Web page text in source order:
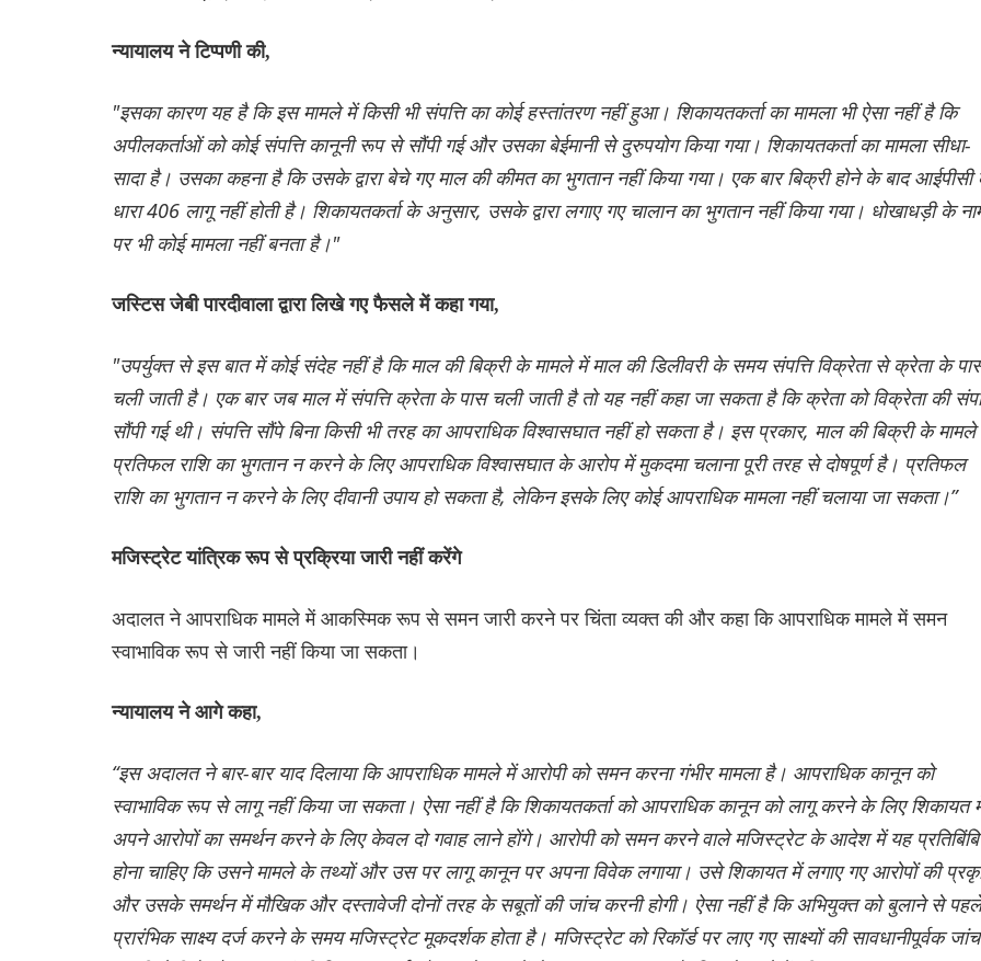
न्यायालय ने टिप्पणी की,
"इसका कारण यह है कि इस मामले में किसी भी संपत्ति का कोई हस्तांतरण नहीं हुआ। शिकायतकर्ता का मामला भी ऐसा नहीं है कि
अपीलकर्ताओं को कोई संपत्ति कानूनी रूप से सौंपी गई और उसका बेईमानी से दुरुपयोग किया गया। शिकायतकर्ता का मामला सीधा-
सादा है। उसका कहना है कि उसके द्वारा बेचे गए माल की कीमत का भुगतान नहीं किया गया। एक बार बिक्री होने के बाद आईपीसी
धारा 406 लागू नहीं होती है। शिकायतकर्ता के अनुसार, उसके द्वारा लगाए गए चालान का भुगतान नहीं किया गया। धोखाधड़ी के
पर भी कोई मामला नहीं बनता है।"
जस्टिस जेबी पारदीवाला द्वारा लिखे गए फैसले में कहा गया,
"उपर्युक्त से इस बात में कोई संदेह नहीं है कि माल की बिक्री के मामले में माल की डिलीवरी के समय संपत्ति विक्रेता से क्रेता के
चली जाती है। एक बार जब माल में संपत्ति क्रेता के पास चली जाती है तो यह नहीं कहा जा सकता है कि क्रेता को विक्रेता की
सौंपी गई थी। संपत्ति सौंपे बिना किसी भी तरह का आपराधिक विश्वासघात नहीं हो सकता है। इस प्रकार, माल की बिक्री के
प्रतिफल राशि का भुगतान न करने के लिए आपराधिक विश्वासघात के आरोप में मुकदमा चलाना पूरी तरह से दोषपूर्ण है। प्रतिफल
राशि का भुगतान न करने के लिए दीवानी उपाय हो सकता है, लेकिन इसके लिए कोई आपराधिक मामला नहीं चलाया जा सकता।”
मजिस्ट्रेट यांत्रिक रूप से प्रक्रिया जारी नहीं करेंगे
अदालत ने आपराधिक मामले में आकस्मिक रूप से समन जारी करने पर चिंता व्यक्त की और कहा कि आपराधिक मामले में समन
स्वाभाविक रूप से जारी नहीं किया जा सकता।
न्यायालय ने आगे कहा,
“इस अदालत ने बार-बार याद दिलाया कि आपराधिक मामले में आरोपी को समन करना गंभीर मामला है। आपराधिक कानून को
स्वाभाविक रूप से लागू नहीं किया जा सकता। ऐसा नहीं है कि शिकायतकर्ता को आपराधिक कानून को लागू करने के लिए शिकायत
अपने आरोपों का समर्थन करने के लिए केवल दो गवाह लाने होंगे। आरोपी को समन करने वाले मजिस्ट्रेट के आदेश में यह
होना चाहिए कि उसने मामले के तथ्यों और उस पर लागू कानून पर अपना विवेक लगाया। उसे शिकायत में लगाए गए आरोपों की
और उसके समर्थन में मौखिक और दस्तावेजी दोनों तरह के सबूतों की जांच करनी होगी। ऐसा नहीं है कि अभियुक्त को बुलाने से पहले
प्रारंभिक साक्ष्य दर्ज करने के समय मजिस्ट्रेट मूकदर्शक होता है। मजिस्ट्रेट को रिकॉर्ड पर लाए गए साक्ष्यों की सावधानीपूर्वक जांच